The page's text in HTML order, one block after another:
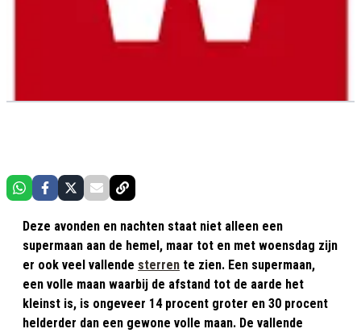
Deze avonden en nachten staat niet alleen een
supermaan aan de hemel, maar tot en met woensdag zijn
er ook veel vallende sterren te zien. Een supermaan,
een volle maan waarbij de afstand tot de aarde het
kleinst is, is ongeveer 14 procent groter en 30 procent
helderder dan een gewone volle maan. De vallende